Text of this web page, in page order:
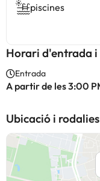
piscines
Horari d'entrada
Entrada
A partir de les 3:00
Ubicació i rodalies